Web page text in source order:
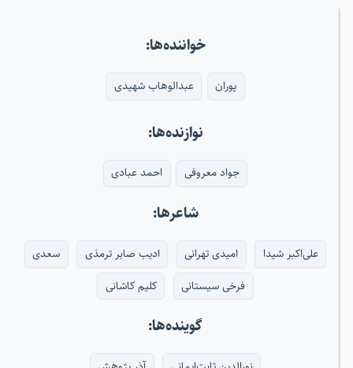
خواننده‌ها:
پوران عبدالوهاب شهیدی
نوازنده‌ها:
جواد معروفی احمد عبادی
شاعرها:
علی‌اکبر شیدا امیدی تهرانی ادیب صابر ترمذی
سعدی
فرخی سیستانی
کلیم کاشانی
گوینده‌ها: